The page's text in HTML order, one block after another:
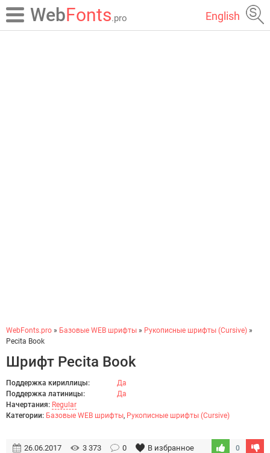
WebFonts.pro English
WebFonts.pro » Базовые WEB шрифты » Рукописные шрифты (Cursive) »
Pecita Book
Шрифт Pecita Book
Поддержка кириллицы:
Да
Поддержка латиницы:
Да
Начертания: Regular
Категории: Базовые WEB шрифты, Рукописные шрифты (Cursive)
26.06.2017 3 373 0 В избранное 0